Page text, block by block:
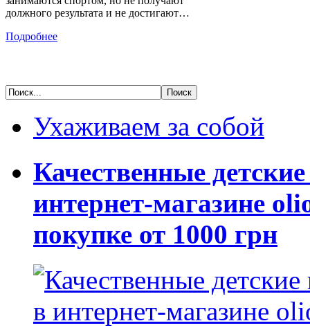
должного результата и не достигают…
Подробнее
Ухаживаем за собой
Качественные
интернет-магазине
покупке от 1000 грн